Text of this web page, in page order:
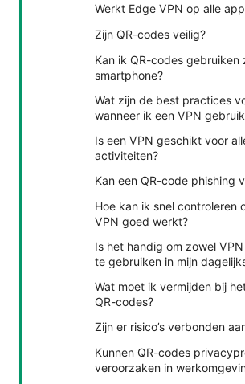
Werkt Edge VPN op alle
Zijn QR-codes veilig?
Kan ik QR-codes gebruiken
smartphone?
Wat zijn de best practices
wanneer ik een VPN
Is een VPN geschikt voor
activiteiten?
Kan een QR-code phishing
Hoe kan ik snel controleren
VPN goed werkt?
Is het handig om zowel
te gebruiken in mijn
Wat moet ik vermijden bij
QR-codes?
Zijn er risico’s verbonden
Kunnen QR-codes
veroorzaken in